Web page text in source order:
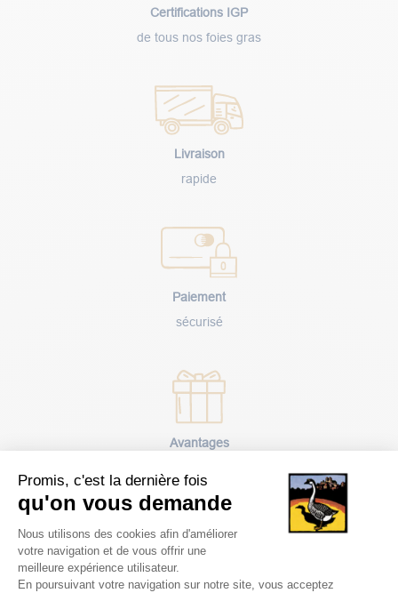
Promis, c'est la dernière fois
qu'on vous demande
Plateforme de Gestion du
Nous utilisons des cookies afin d'améliorer
votre navigation et de vous offrir une
meilleure expérience utilisateur.
En poursuivant votre navigation sur notre site, vous acceptez
Certifications IGP
de tous nos foies gras
Livraison
rapide
Paiement
sécurisé
Avantages
Notre service client